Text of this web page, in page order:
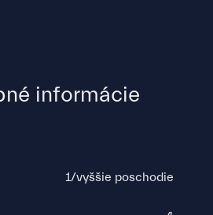
informácie
1/vyššie poschodie